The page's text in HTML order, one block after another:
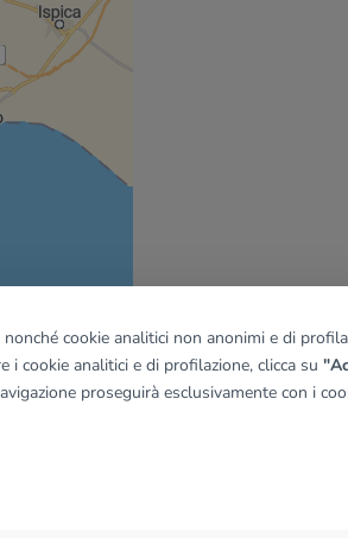
cookie analitici non anonimi e di
i cookie analitici e di profilazione, clicca su
proseguirà esclusivamente con i